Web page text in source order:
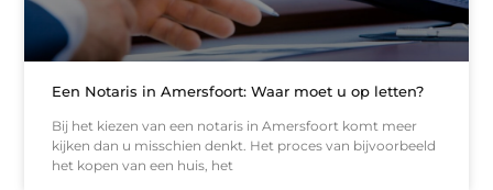
Een Notaris in Amersfoort: Waar moet u op letten?
Bij het kiezen van een notaris in Amersfoort komt meer
kijken dan u misschien denkt. Het proces van bijvoorbeeld
het kopen van een huis, het